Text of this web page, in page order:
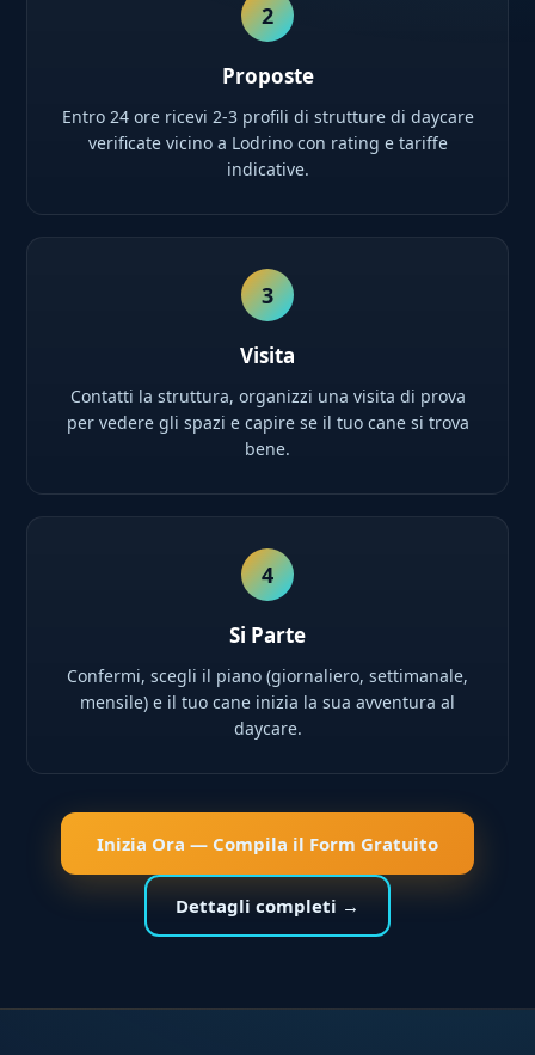
2
Proposte
Entro 24 ore ricevi 2-3 profili di strutture di daycare
verificate vicino a Lodrino con rating e tariffe
indicative.
3
Visita
Contatti la struttura, organizzi una visita di prova
per vedere gli spazi e capire se il tuo cane si trova
bene.
4
Si Parte
Confermi, scegli il piano (giornaliero, settimanale,
mensile) e il tuo cane inizia la sua avventura al
daycare.
Inizia Ora — Compila il Form Gratuito
Dettagli completi →